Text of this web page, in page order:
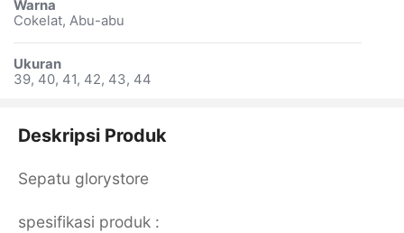
Warna
Cokelat, Abu-abu
Ukuran
39, 40, 41, 42, 43, 44
Deskripsi Produk
Sepatu glorystore
spesifikasi produk :